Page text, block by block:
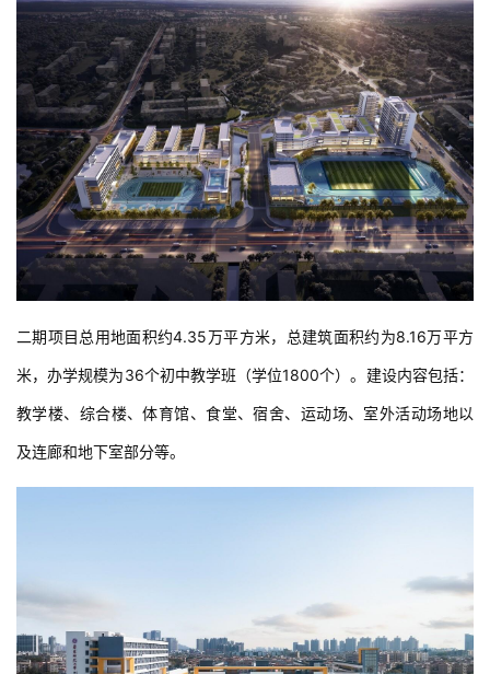
二期项目总用地面积约4.35万平方米，总建筑面积约为8.16万平方
米，办学规模为36个初中教学班（学位1800个）。建设内容包括：
教学楼、综合楼、体育馆、食堂、宿舍、运动场、室外活动场地以
及连廊和地下室部分等。